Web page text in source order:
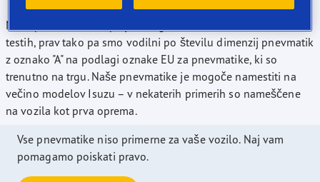
Naše pnevmatike so prejele nagrade na številnih neodvisnih
testih, prav tako pa smo vodilni po številu dimenzij pnevmatik
z oznako "A" na podlagi oznake EU za pnevmatike, ki so
trenutno na trgu. Naše pnevmatike je mogoče namestiti na
večino modelov Isuzu – v nekaterih primerih so nameščene
na vozila kot prva oprema.
Vse pnevmatike niso primerne za vaše vozilo. Naj vam
pomagamo poiskati pravo.